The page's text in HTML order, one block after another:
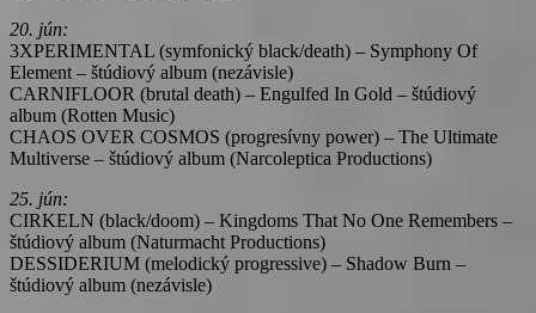
20. jún:
3XPERIMENTAL (symfonický black/death) – Symphony Of
Element – štúdiový album (nezávisle)
CARNIFLOOR (brutal death) – Engulfed In Gold – štúdiový
album (Rotten Music)
CHAOS OVER COSMOS (progresívny power) – The Ultimate
Multiverse – štúdiový album (Narcoleptica Productions)
25. jún:
CIRKELN (black/doom) – Kingdoms That No One Remembers –
štúdiový album (Naturmacht Productions)
DESSIDERIUM (melodický progressive) – Shadow Burn –
štúdiový album (nezávisle)